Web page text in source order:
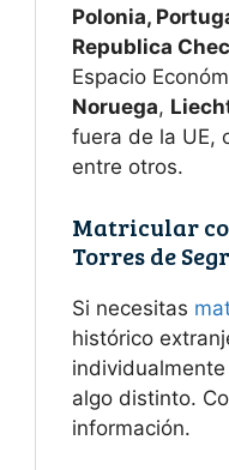
Polonia,
Republica
Espacio
Noruega,
fuera de la UE,
entre otros.
Matricular
Torres de
Si necesitas
histórico
algo distinto.
información.